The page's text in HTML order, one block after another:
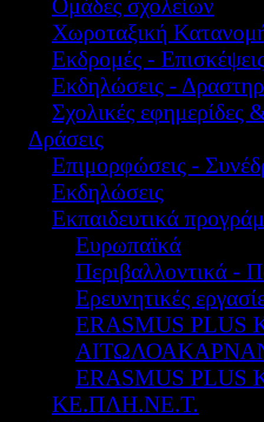
Ομάδες σχολείων
Χωροταξική
Εκδρομές -
Εκδηλώσεις -
Σχολικές εφημερίδες
Δράσεις
Επιμορφώσεις -
Εκδηλώσεις
Εκπαιδευτικά
Ευρωπαϊκά
Περιβαλλοντικά -
Ερευνητικές
ERASMUS PLUS
ERASMUS
ΚΕ.ΠΛΗ.ΝΕ.Τ.